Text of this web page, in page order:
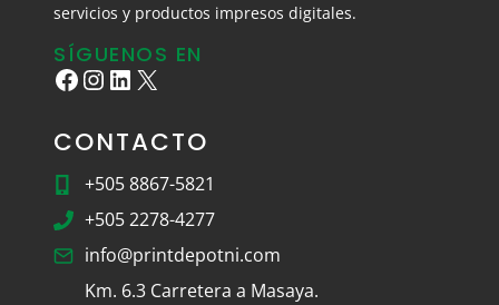
servicios y productos impresos digitales.
SÍGUENOS EN
Facebook
Instagram
LinkedIn
X
CONTACTO
+505 8867-5821
+505 2278-4277
info@printdepotni.com
Km. 6.3 Carretera a Masaya.